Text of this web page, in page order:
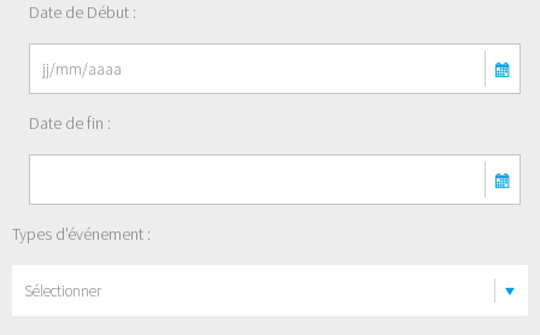
Date de Début :
Date de fin :
Types d'événement :
Sélectionner